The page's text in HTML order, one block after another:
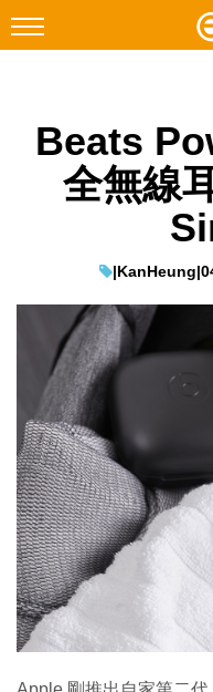
Facebook Instagram
科技焦點
教學評測
EduTech
IT Times
生成式AI與雲端應用
Enterprise Digital
特集
Beats
全無線
|KanHeung|